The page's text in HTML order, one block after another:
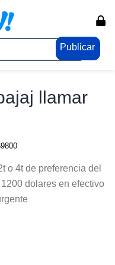
Publicar
llamar
o 4t de preferencia del
dolares en efectivo